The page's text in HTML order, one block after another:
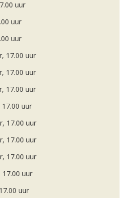
uur
uur
uur
17.00 uur
17.00 uur
17.00 uur
uur
17.00 uur
17.00 uur
17.00 uur
uur
uur